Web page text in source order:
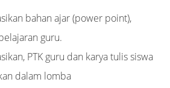
bahan ajar (power point),
guru.
PTK guru dan karya tulis siswa
dalam lomba